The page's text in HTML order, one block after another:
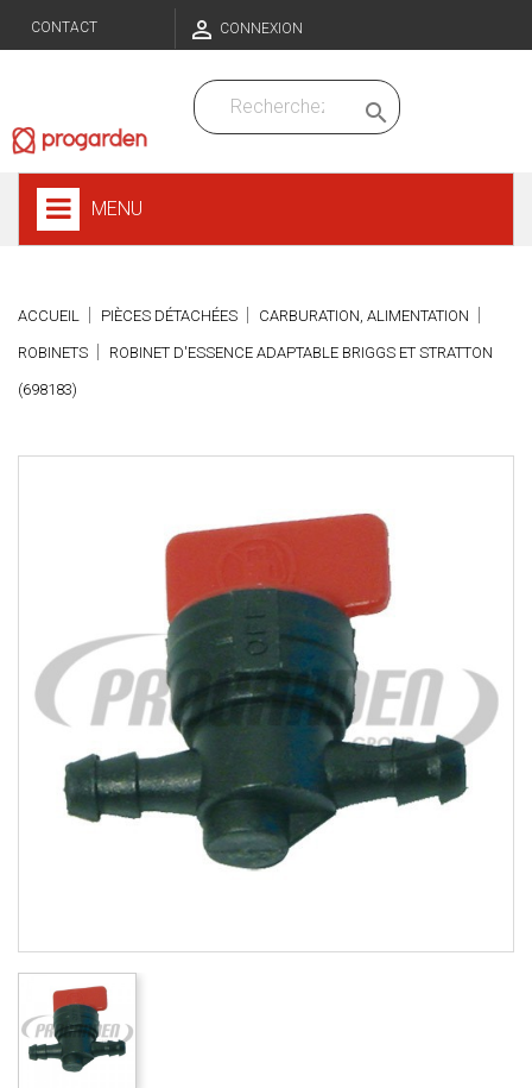
CONTACT  CONNEXION

MENU
ACCUEIL PIÈCES DÉTACHÉES CARBURATION, ALIMENTATION
ROBINETS ROBINET D'ESSENCE ADAPTABLE BRIGGS ET STRATTON
(698183)